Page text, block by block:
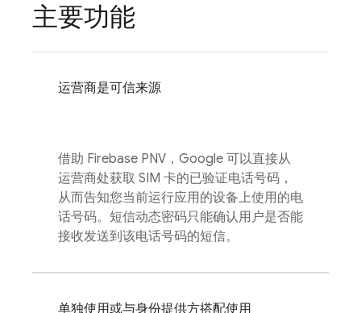
主要功能
运营商是可信来源
借助 Firebase PNV ，Google 可以直接从
运营商处获取 SIM 卡的已验证电话号码，
从而告知您当前运行应用的设备上使用的电
话号码。短信动态密码只能确认用户是否能
接收发送到该电话号码的短信。
单独使用或与身份提供方搭配使用